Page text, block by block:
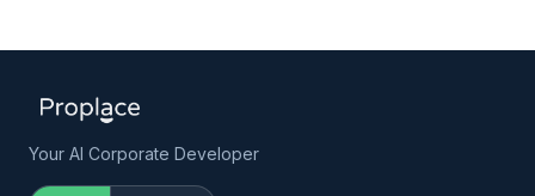
Your AI Corporate Developer